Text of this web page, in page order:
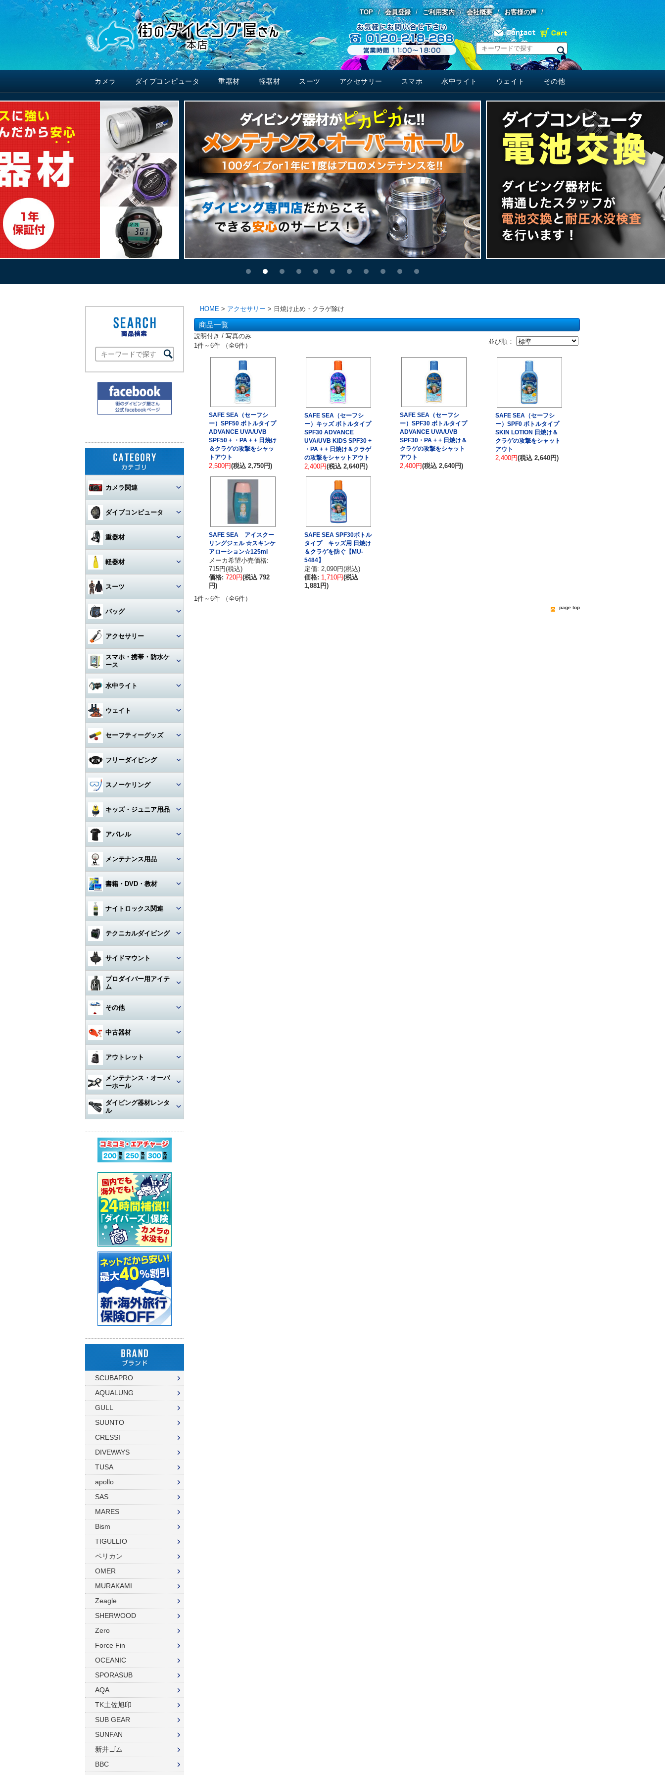
TOP 会員登録 ご利用案内 会社概要 お客様の声
カメラ ダイブコンピュータ 重器材 軽器材 スーツ アクセサリー スマホ 水中ライト ウェイト その他
カメラ関連
セット
カメラ本体
カメラハウジング・ポート
一眼レフカメラハウジング
ミラーレスカメラハウジング
コンパクトカメラハウジング
ビデオカメラハウジング
ポート・ギア・オプション
レンズ
マクロレンズ
ワイドレンズ
レンズオプション・フィルタ
ー・アダプター
ストロボ
ストロボ本体
接続ケーブル
その他・アクセサリー
アーム・グリップ・ベース・ス
テー
フロートアーム
クランプ
アームセット
アーム関連
グリップ・ベース・ステー
アクションカメラ・GoPro
アクションカメラ・GoPro本
アクションカメラ・GoProア
クセサリー
ビデオライト
ビデオライト
ビデオライトアクセサリー・
パーツ
アクセサリー・その他
カメラメンテナンス用品
書籍・DVD
ダイブコンピュータ
ウォッチタイプ
大画面モデル
トランスミッター
コンソールモデル
DCアクセサリー・パーツ
下取り・キャンペーン
重器材
レギュレター
レギュレター
DINモデル
アクセサリー・その他
オクトパス
ゲージ
3連ゲージ
2連ゲージ
シングルゲージ
BCジャケット
スタビタイプ
フロントアジャスタブルタイ
プ
アクセサリー・その他
オクトパスインフレーター
(AIR-2等)
インフレーター
水深計
激安！重器材セット
おススメ！重器材セット
軽器材
マスク
2眼タイプ
フルフェイスマスク
マスク用レンズ
度入りマスク
アクセサリ・パーツ・その他
スノーケル
スノーケル本体
アクセサリ・パーツ・その他
フィン
フルフットタイプ
ストラップタイプ
アクセサリ・パーツ・その他
ブーツ
フルフットフィン向け
デッキソール（ボート向け）
カレンダーソール（磯、ビー
チ向け）
ローカット
その他
グローブ
3シーズングローブ
サマーグローブ
ウィンターグローブ
その他
ソックス
軽器材セット
オススメ！軽器材セット
スーツ
ウェットスーツ
ウェットスーツアクセサリー
ウェットスーツインナー
ドライスーツ
ドライスーツアクセサリー
ドライスーツインナー
ラッシュガード
レギンス
ボートコート
バッグ
メッシュバッグ（フルサイズ）
メッシュバッグ（ミニ）
キャスター・キャリーバッグ
ギアバッグ
ハードケース
ウォータープルーフバッグ
レギュレターバッグ
フィンバッグ
スーツバッグ
その他
バッグアクセサリー・パーツ・
その他
アクセサリー
ナイフ
ステンレス
折りたたみ
クッキング向け
他
ハサミ
ラインカッター
カラビナ・フック
コイルランヤード
カラビナ・フック
カレントフック
その他
ストラップ
ホース・ゲージ・オクトパスホ
ルダー
スレート
指示棒
ベル・シェーカー
マスク曇り止め
トランシーバー・水中通話装置
ハンガー
時計（ダイバーウォッチ）
ログブック
リール
フロート
ロープ
日焼け止め・クラゲ除け
冬用アクセサリー・暖かアイテ
ム
キーホルダー
耳栓・耳抜きアイテム
トラベルグッズ
水中遊び道具
ログタンク
保護アイテム
フラッグ
防水アイテム
その他
スマホ・携帯・防水ケ
ース
（DIVE）
iPhone・スマホ・携帯
iPad用
アクセサリー・その他
水中ライト
ワイドタイプ
ワイド・スポット切り替えタイ
ハロゲン・その他
ライトアクセサリー・パーツ
ウェイト
ウェイト
ベルトタイプ
ベストタイプ
アンクルウェイト
ソフトウェイト
ウェイトベルトアクセサリー・
その他
セーフティーグッズ
フロート・シグナルブイ
ケミカルライト・スティックラ
ライフジャケット
アクセサリー・その他
フリーダイビング
マスク
スノーケル
フリーダイビングコンピュータ
ー
アクセサリー・その他
スノーケリング
セット
マスク・スノーケル
フィン・ブーツ・グローブ
アクセサリー・その他
キッズ・ジュニア用品
ウェット・ウェア・ラッシュ
その他・アクセサリー
アパレル
Tシャツ
パーカー
ジャケット
パンツ
帽子
水着
サングラス
タオル
サンダル
アパレルその他
メンテナンス用品
グリス・オイル
Oリング
ボンド
エアーガン
工具
ホース‐レギュレター
ホース‐BC
ホース‐ゲージ（高圧）
ホース‐ドライスーツ
ホース‐その他
洗浄用品
アダプター
パーツ・その他
書籍・DVD・教材
図鑑
教材
その他
ナイトロックス関連
レギュレター
ゲージ
タンク
アクセサリー・その他
テクニカルダイビング
BC（プラダー・ウィング）
ダイブコンピューター
フィン
タンク関連
アクセサリー・その他
サイドマウント
レギュレター
アクセサリー・その他
プロダイバー用アイテ
ム
マスク・フィン
ウェットスーツ
ドライスーツ
フード
ウェイト
フーカー関連
水中通話装置
作業用道具
その他
激レアアイテム
タンク
タンク
移充填ホース
タンクアクセサリー・その他
簡易潜水器具・緊急浮上用セッ
水中スクーター
水中銃(スピアガン)・手モリ
シャフト
シャフトアクセサリー
スリングゴム
モリ先
ウィッシュボン
ライン
バンジー
リール
パーツ・アクセサリー
フロート
ストリンガー
ラインワインダー
手モリ・パラライザー
手モリアクセサリー
スカリ・網
エビバサミ
アワビオコシ
その他
フック
ダイブコンピューター
マスク
スノーケル
フィン
ウェットスーツ
インナー
グローブ
ソックス
バッグ
ウェイト
ナイフ
コンプレッサー本体
ステッカー
超音波洗浄機
超音波洗浄機
アクセサリー・その他
その他
中古器材
カメラ関連
ダイブコンピュータ
重器材
レギュレター
オクトパス
ゲージ
BCジャケット
オクトパスインフレーター
（AIR-2等）
インフレーター
セット
軽器材
マスク
スノーケル
フィン
ブーツ
グローブ
セット
スーツ
ウェットスーツ
ドライスーツ
フード・ベスト
ボートコート
バッグ
メッシュバッグ
キャスター・キャリーバッグ
ハードケース
ウォータープルーフバッグ
ペリカンケース
レギュレターバッグ
スーツバッグ
その他
アクセサリー
ナイフ
カラビナ・フック
ホース、ゲージ、オクトパス
ホルダー
スレート
指示棒
マスク曇り止め
ベル・シェーカー
リール
その他
水中ライト
ウェイト
セーフティーグッズ
フロート・シグナルブイ
ホーン・ブザー
ライフジャケット
アクセサリー・その他
タンク
簡易潜水器具
水中銃(スピアガン)・手モリ関
その他
アウトレット
重器材
軽器材
その他
メンテナンス・オーバ
ーホール
レギュレター（1st+2nd）オー
バーホール
ゲージ オーバーホール
インフレーターオクトパス
インフレーター オーバーホー
BC（インフレーター含む）オ
ーバーホール
タンク耐圧検査
タンクバルブ オーバーホール
ダイブコンピューター バッテ
リー交換
エアチャージ
ダイビング器材レンタ
ル
ドライスーツ
キッズ用ウェットスーツ
重器材セット
スノーケリング3点セット
スノーケリングセット
レギュレター
BCジャケット
ゲージ
オクトパス
ダイブコンピューター
タンク（4・8・10L）
タンク（12・14L）
タンク（250気圧）
タンク（300気圧）
マスク
スノーケル
フィン
ドライスーツ用フィン
ブーツ
グローブ
ウィンターグローブ
フード
ドライフード
フードベスト
メッシュバッグ
ウェイトベルト
ウェイト
アンクルウェイト
ウェイトベスト
水中ライト
コンパス
SCUBAPRO
AQUALUNG
GULL
SUUNTO
CRESSI
DIVEWAYS
TUSA
apollo
SAS
MARES
Bism
TIGULLIO
ペリカン
OMER
MURAKAMI
Zeagle
SHERWOOD
Zero
Force Fin
OCEANIC
SPORASUB
AQA
TK土佐旭印
SUB GEAR
SUNFAN
新井ゴム
BBC
HOME > アクセサリー > 日焼け止め・クラゲ除け
商品一覧
並び順：
説明付き / 写真のみ
1件～6件 （全6件）
SAFE SEA（セーフシ
ー）SPF50 ボトルタイプ
ADVANCE UVA/UVB
SPF50 + ・PA + + 日焼け
＆クラゲの攻撃をシャッ
トアウト
2,500円(税込 2,750円)
SAFE SEA（セーフシ
ー）キッズ ボトルタイプ
SPF30 ADVANCE
UVA/UVB KIDS SPF30 +
・PA + + 日焼け＆クラゲ
の攻撃をシャットアウト
2,400円(税込 2,640円)
SAFE SEA（セーフシ
ー）SPF30 ボトルタイプ
ADVANCE UVA/UVB
SPF30・PA + + 日焼け＆
クラゲの攻撃をシャット
アウト
2,400円(税込 2,640円)
SAFE SEA（セーフシ
ー）SPF0 ボトルタイプ
SKIN LOTION 日焼け＆
クラゲの攻撃をシャット
アウト
2,400円(税込 2,640円)
SAFE SEA アイスクー
リングジェル ☆スキンケ
アローション☆125ml
メーカ希望小売価格:
715円(税込)
価格: 720円(税込 792
円)
SAFE SEA SPF30ボトル
タイプ キッズ用 日焼け
＆クラゲを防ぐ【MU-
5484】
定価: 2,090円(税込)
価格: 1,710円(税込
1,881円)
1件～6件 （全6件）
page top